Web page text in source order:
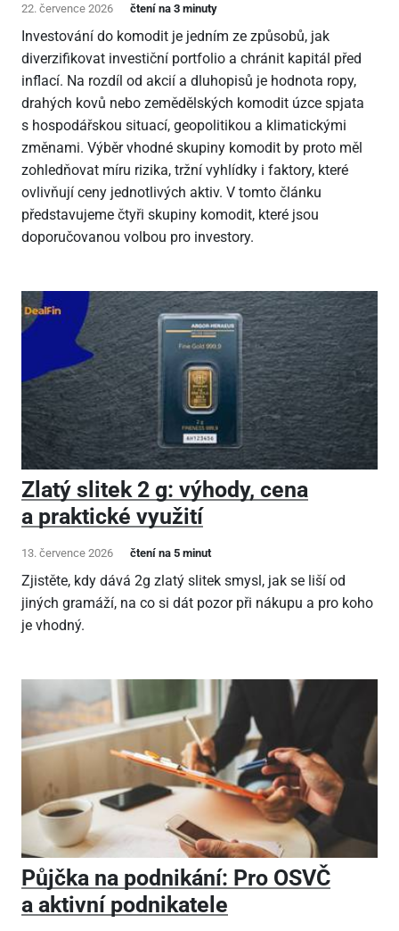
22. července 2026 čtení na 3 minuty
Investování do komodit je jedním ze způsobů, jak
diverzifikovat investiční portfolio a chránit kapitál před
inflací. Na rozdíl od akcií a dluhopisů je hodnota ropy,
drahých kovů nebo zemědělských komodit úzce spjata
s hospodářskou situací, geopolitikou a klimatickými
změnami. Výběr vhodné skupiny komodit by proto měl
zohledňovat míru rizika, tržní vyhlídky i faktory, které
ovlivňují ceny jednotlivých aktiv. V tomto článku
představujeme čtyři skupiny komodit, které jsou
doporučovanou volbou pro investory.
Zlatý slitek 2 g: výhody, cena
a praktické využití
13. července 2026 čtení na 5 minut
Zjistěte, kdy dává 2g zlatý slitek smysl, jak se liší od
jiných gramáží, na co si dát pozor při nákupu a pro koho
je vhodný.
Půjčka na podnikání: Pro OSVČ
a aktivní podnikatele